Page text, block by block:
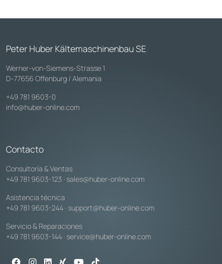
Peter Huber Kältemaschinenbau SE
Werner-von-Siemens-Strasse 1
D-77656 Offenburg / Alemania
+49 781 9603-0
info@huber-online.com
Contacto
Consultoría & Ventas
+49 781 9603-123 · sales@huber-online.com
Asistencia técnica
+49 781 9603-244 · support@huber-online.com
Servicio & Reparaciones
+49 781 9603-144 · service@huber-online.com